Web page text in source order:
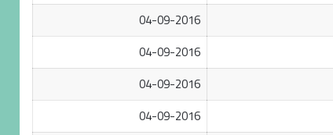
04-09-2016
04-09-2016
04-09-2016
04-09-2016